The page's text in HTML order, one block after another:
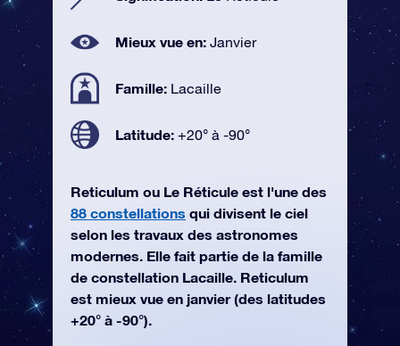
Mieux vue en: Janvier
Famille: Lacaille
Latitude: +20° à -90°
Reticulum ou Le Réticule est l'une des
88 constellations qui divisent le ciel
selon les travaux des astronomes
modernes. Elle fait partie de la famille
de constellation Lacaille. Reticulum
est mieux vue en janvier (des latitudes
+20° à -90°).